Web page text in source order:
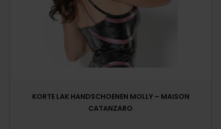
KORTE LAK HANDSCHOENEN MOLLY – MAISON
CATANZARO